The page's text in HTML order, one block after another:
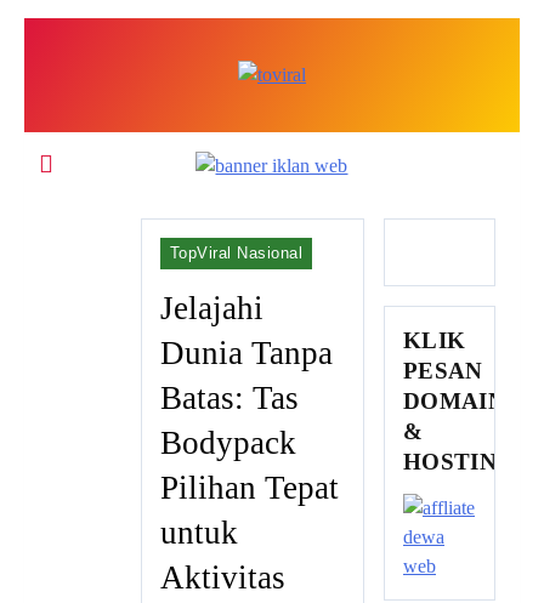
TopViral Nasional
Jelajahi
Dunia Tanpa
Batas: Tas
Bodypack
Pilihan Tepat
untuk
Aktivitas
KLIK
PESAN
DOMAIN
&
HOSTING